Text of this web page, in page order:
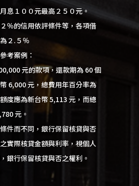
息１００元最高２５０元。
％的信用依評條件等，各項借
２.５％
考案例：
元的款項，還款期為 60 個
6,000 元，總費用年百分率為
度應為新台幣 5,113 元，而總
元。
而不同，銀行保留核貸與否
實際核貸金額與利率，視個人
銀行保留核貸與否之權利。